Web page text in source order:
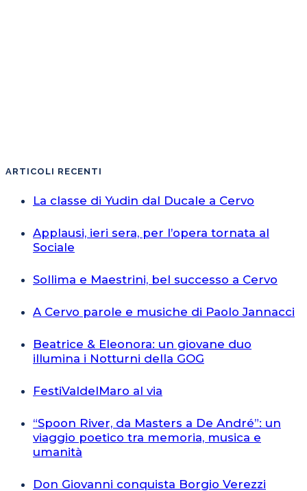
ARTICOLI RECENTI
La classe di Yudin dal Ducale a Cervo
Applausi, ieri sera, per l’opera tornata al
Sociale
Sollima e Maestrini, bel successo a Cervo
A Cervo parole e musiche di Paolo Jannacci
Beatrice & Eleonora: un giovane duo
illumina i Notturni della GOG
FestiValdelMaro al via
“Spoon River, da Masters a De André”: un
viaggio poetico tra memoria, musica e
umanità
Don Giovanni conquista Borgio Verezzi